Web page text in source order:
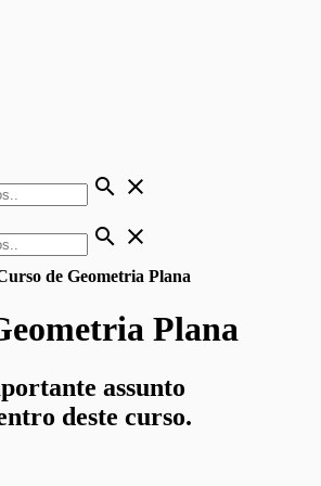
search close
search close
de Geometria Plana
Plana
assunto
deste curso.